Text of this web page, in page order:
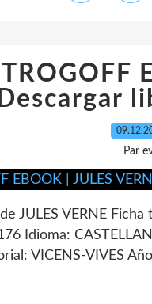
Descargar
Par
JULES VERNE
Idioma:
VICENS-VIVES